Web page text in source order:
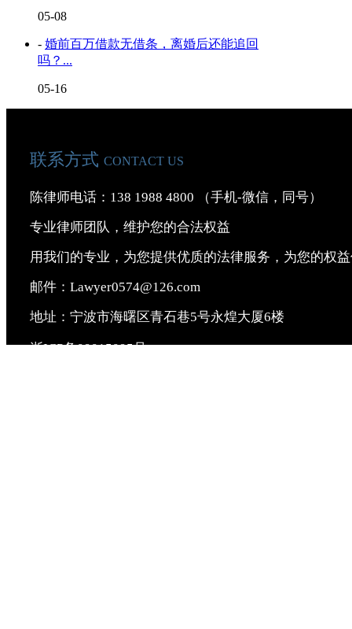
05-08
- 婚前百万借款无借条，离婚后还能追回
吗？...
05-16
联系方式 CONTACT US
陈律师电话：138 1988 4800 （手机-微信，同号）
专业律师团队，维护您的合法权益
用我们的专业，为您提供优质的法律服务，为您的权
邮件：Lawyer0574@126.com
地址：宁波市海曙区青石巷5号永煌大厦6楼
浙ICP备09015095号